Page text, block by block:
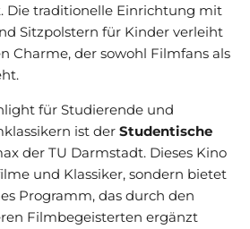
Die traditionelle Einrichtung mit
Sitzpolstern für Kinder verleiht
Charme, der sowohl Filmfans als
für Studierende und
ist der Studentische
der TU Darmstadt. Dieses Kino
und Klassiker, sondern bietet
Programm, das durch den
Filmbegeisterten ergänzt